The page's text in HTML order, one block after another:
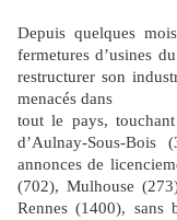
Depuis quelques
fermetures d’usines
restructurer son
menacés dans
tout le pays,
d’Aulnay-Sous-Bois
annonces de
(702), Mulhouse
Rennes (1400), sans